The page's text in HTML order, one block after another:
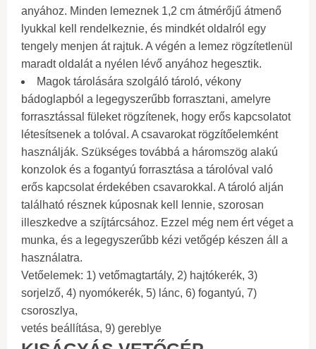
anyához. Minden lemeznek 1,2 cm átmérőjű átmenő
lyukkal kell rendelkeznie, és mindkét oldalról egy
tengely menjen át rajtuk. A végén a lemez rögzítetlenül
maradt oldalát a nyélen lévő anyához hegesztik.
Magok tárolására szolgáló tároló, vékony
bádoglapból a legegyszerűbb forrasztani, amelyre
forrasztással füleket rögzítenek, hogy erős kapcsolatot
létesítsenek a tolóval. A csavarokat rögzítőelemként
használják. Szükséges továbbá a háromszög alakú
konzolok és a fogantyú forrasztása a tárolóval való
erős kapcsolat érdekében csavarokkal. A tároló alján
található résznek kúposnak kell lennie, szorosan
illeszkedve a szíjtárcsához. Ezzel még nem ért véget a
munka, és a legegyszerűbb kézi vetőgép készen áll a
használatra.
Vetőelemek: 1) vetőmagtartály, 2) hajtókerék, 3)
sorjelző, 4) nyomókerék, 5) lánc, 6) fogantyú, 7)
csoroszlya,
vetés beállítása, 9) gereblye